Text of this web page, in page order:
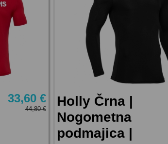
33,60 €
44,80 €
Holly Črna |
Nogometna
podmajica |